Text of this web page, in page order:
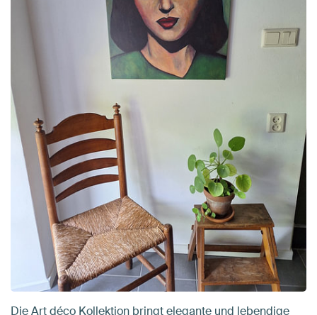
Die Art déco Kollektion bringt elegante und lebendige